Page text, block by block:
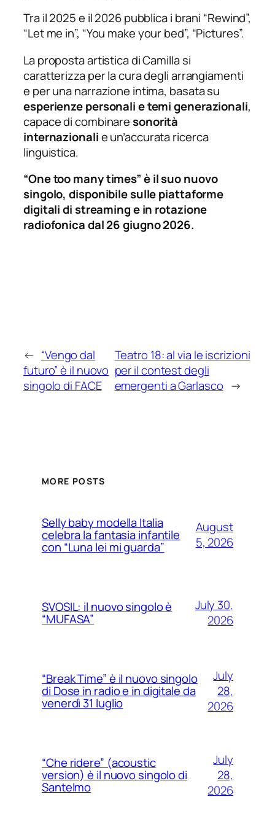
Tra il 2025 e il 2026 pubblica i brani “Rewind”,
“Let me in”, “You make your bed”, “Pictures”.
La proposta artistica di Camilla si
caratterizza per la cura degli arrangiamenti
e per una narrazione intima, basata su
esperienze personali e temi generazionali,
capace di combinaresonorità
internazionalie un’accurata ricerca
linguistica.
“One too many times” è il suo nuovo
singolo, disponibile sulle piattaforme
digitali di streaming e in rotazione
radiofonica dal 26 giugno 2026.
← “Vengo dal
futuro” è il nuovo
singolo di FACE
Teatro 18: al via le iscrizioni
per il contest degli
emergenti a Garlasco →
MORE POSTS
Selly baby modella Italia
celebra la fantasia infantile
con “Luna lei mi guarda”
August
5, 2026
SVOSIL: il nuovo singolo è
“MUFASA”
July 30,
2026
“Break Time” è il nuovo singolo
di Dose in radio e in digitale da
venerdì 31 luglio
July
28,
2026
“Che ridere” (acoustic
version) è il nuovo singolo di
Santelmo
July
28,
2026